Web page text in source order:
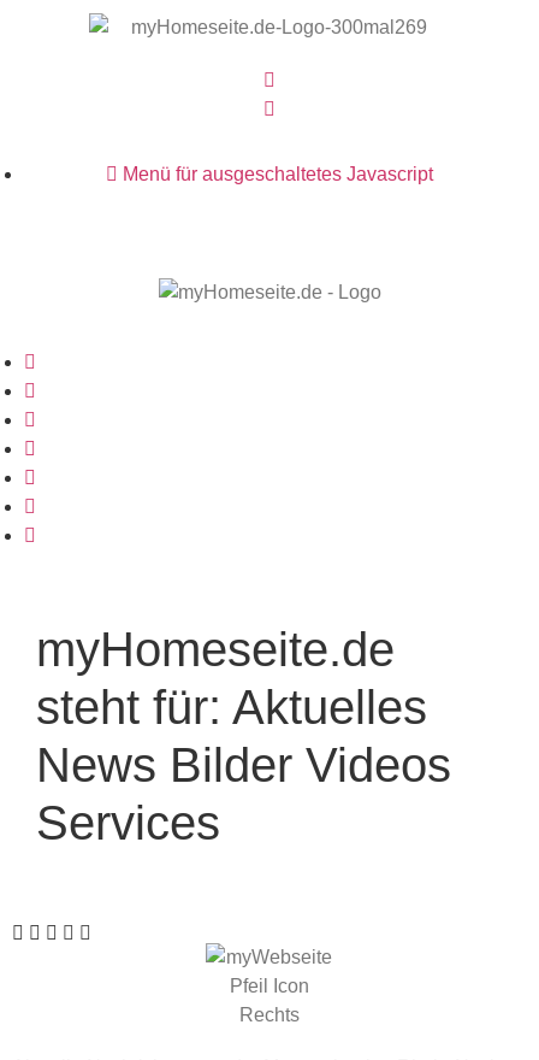
Menü für ausgeschaltetes Javascript
myHomeseite.de
steht für: Aktuelles
News Bilder Videos
Services